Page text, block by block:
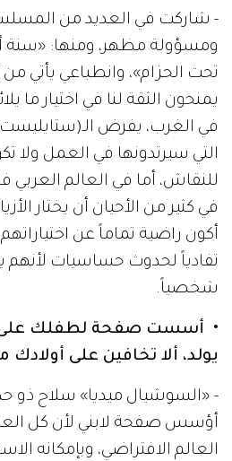
- شاركت في العديد من
ومسؤولة مظهر، ومنها: «سنة
تحت الحزام»، وانطباعي يأتي
يمنحون الثقة لنا في اختيار ما
في الغرب، يفرض الـ(ستايليست)
التي سيرتدونها في العمل ولا
للنقاش، أما في العالم
في كثير من الأحيان أن يختار
أكون راضية تماماً عن
تفادياً لحدوث حساسيات لأنهم
شخصياً.
• أسست صفحة لطفلك على
يولد، ألا تخافين على
- «السوشيال ميديا» سلاح ذو
أؤسس صفحة لابني لأن كل
العالم الافتراضي، وبإمكانه